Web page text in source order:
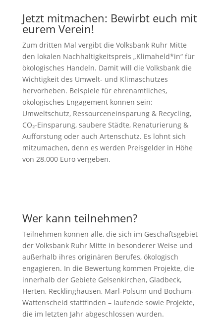
Jetzt mitmachen: Bewirbt euch mit
eurem Verein!
Zum dritten Mal vergibt die Volksbank Ruhr Mitte
den lokalen Nachhaltigkeitspreis „Klimaheld*in“ für
ökologisches Handeln. Damit will die Volksbank die
Wichtigkeit des Umwelt- und Klimaschutzes
hervorheben. Beispiele für ehrenamtliches,
ökologisches Engagement können sein:
Umweltschutz, Ressourceneinsparung & Recycling,
CO₂-Einsparung, saubere Städte, Renaturierung &
Aufforstung oder auch Artenschutz. Es lohnt sich
mitzumachen, denn es werden Preisgelder in Höhe
von 28.000 Euro vergeben.
Wer kann teilnehmen?
Teilnehmen können alle, die sich im Geschäftsgebiet
der Volksbank Ruhr Mitte in besonderer Weise und
außerhalb ihres originären Berufes, ökologisch
engagieren. In die Bewertung kommen Projekte, die
innerhalb der Gebiete Gelsenkirchen, Gladbeck,
Herten, Recklinghausen, Marl-Polsum und Bochum-
Wattenscheid stattfinden – laufende sowie Projekte,
die im letzten Jahr abgeschlossen wurden.